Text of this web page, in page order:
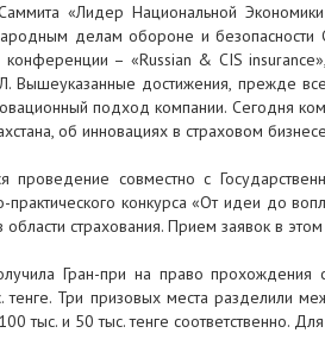
«Лидер Национальной
делам обороне и безопасности
– «Russian & CIS
Вышеуказанные достижения, прежде
подход компании. Сегодня
об инновациях в страховом
проведение совместно с
практического конкурса «От идеи до
страхования. Прием заявок в
Гран-при на право
Три призовых места разделили
и 50 тыс. тенге соответственно.